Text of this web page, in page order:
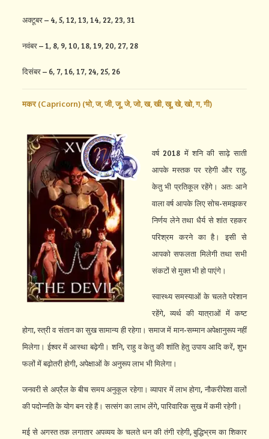
अक्टूबर – 4, 5, 12, 13, 14, 22, 23, 31
नवंबर – 1, 8, 9, 10, 18, 19, 20, 27, 28
दिसंबर – 6, 7, 16, 17, 24, 25, 26
मकर (Capricorn) (भो,ज,जी,जू,जे,जो,ख,खी,खू,खे,खो,ग,गी)
वर्ष 2018 में शनि की साढ़े साती
आपके मस्तक पर रहेगी और राहु,
केतु भी प्रतिकूल रहेंगे। अतः आने
वाला वर्ष आपके लिए सोच-समझकर
निर्णय लेने तथा धैर्य से शांत रहकर
परिश्रम करने का है। इसी से
आपको सफलता मिलेगी तथा सभी
संकटों से मुक्त भी हो पाएंगे।
स्वास्थ्य समस्याओं के चलते परेशान
रहेंगे, व्यर्थ की यात्राओं में कष्ट
होगा, स्त्री व संतान का सुख सामान्य ही रहेगा। समाज में मान-सम्मान अपेक्षानुरूप नहीं
मिलेगा। ईश्वर में आस्था बढ़ेगी। शनि, राहु व केतु की शांति हेतु उपाय आदि करें, शुभ
फलों में बढ़ोतरी होगी, अपेक्षाओं के अनुरूप लाभ भी मिलेगा।
जनवरी से अप्रैल के बीच समय अनुकूल रहेगा। व्यापार में लाभ होगा, नौकरीपेशा वालों
की पदोन्नति के योग बन रहे हैं। सत्संग का लाभ लेंगे, पारिवारिक सुख में कमी रहेगी।
मई से अगस्त तक लगातार अपव्यय के चलते धन की तंगी रहेगी, बुद्धिभ्रम का शिकार